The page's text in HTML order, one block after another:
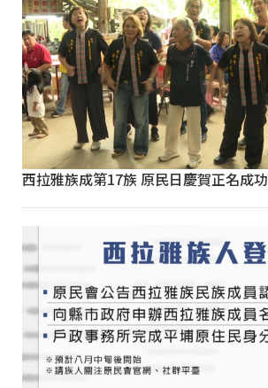
西拉雅族成第17族 原民日慶賀正名成功